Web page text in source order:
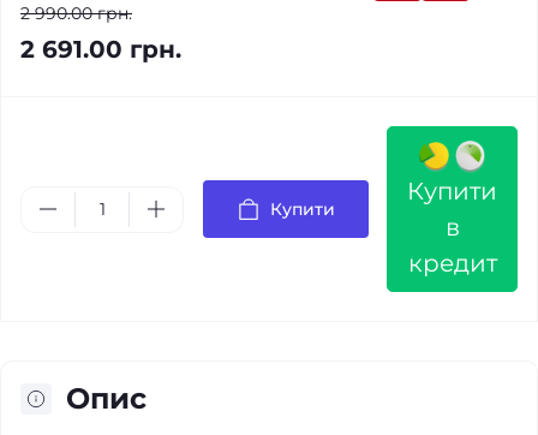
2 990.00 грн.
2 691.00 грн.
Купити
Купити
в
кредит
Опис